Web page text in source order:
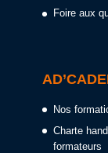
Foire aux
Nos
Charte
formateurs